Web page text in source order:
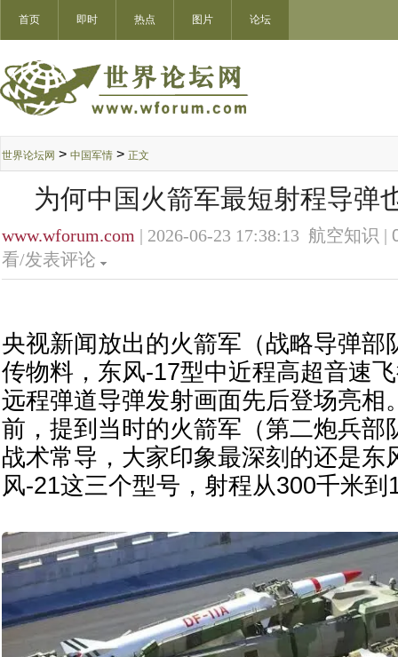
首页 即时 热点 图片 论坛
世界论坛网 > 中国军情 > 正文
为何中国火箭军最短射程导弹
www.wforum.com | 2026-06-23 17:38:13 航空知识 |
看/发表评论
央视新闻放出的火箭军（战略导弹部
传物料，东风-17型中近程高超音速
远程弹道导弹发射画面先后登场亮相
前，提到当时的火箭军（第二炮兵部
战术常导，大家印象最深刻的还是东
风-21这三个型号，射程从300千米到